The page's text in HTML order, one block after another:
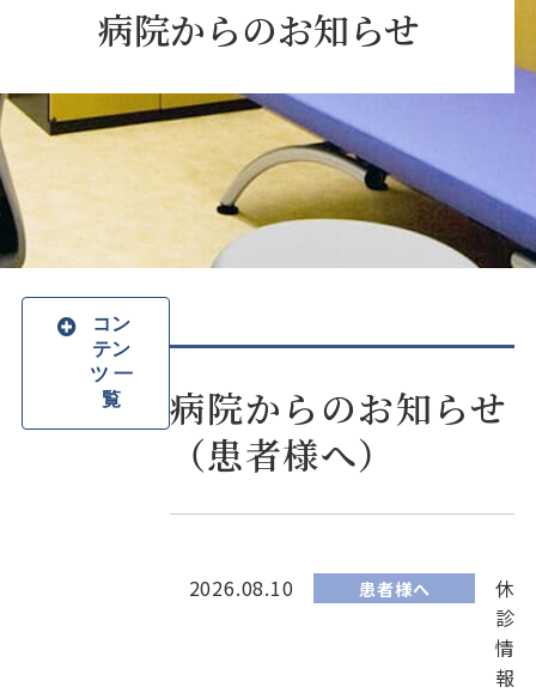
病院からのお知らせ
病院からのお知らせ
（患者様へ）
2026.08.10 患者様へ
休
診
情
報
コン
テン
ツ 一
覧